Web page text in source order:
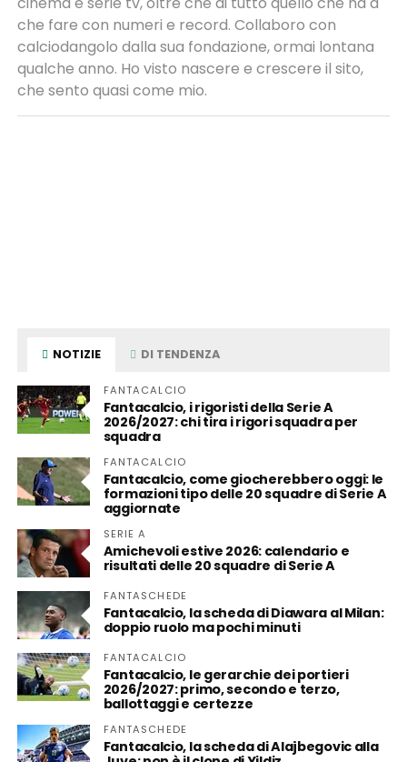
che fare con numeri e record. Collaboro con
calciodangolo dalla sua fondazione, ormai lontana
qualche anno. Ho visto nascere e crescere il sito,
che sento quasi come mio.
NOTIZIE DI TENDENZA
FANTACALCIO
Fantacalcio, i rigoristi della Serie A
2026/2027: chi tira i rigori squadra per
squadra
FANTACALCIO
Fantacalcio, come giocherebbero oggi: le
formazioni tipo delle 20 squadre di Serie A
aggiornate
SERIE A
Amichevoli estive 2026: calendario e
risultati delle 20 squadre di Serie A
FANTASCHEDE
Fantacalcio, la scheda di Diawara al Milan:
doppio ruolo ma pochi minuti
FANTACALCIO
Fantacalcio, le gerarchie dei portieri
2026/2027: primo, secondo e terzo,
ballottaggi e certezze
FANTASCHEDE
Fantacalcio, la scheda di Alajbegovic alla